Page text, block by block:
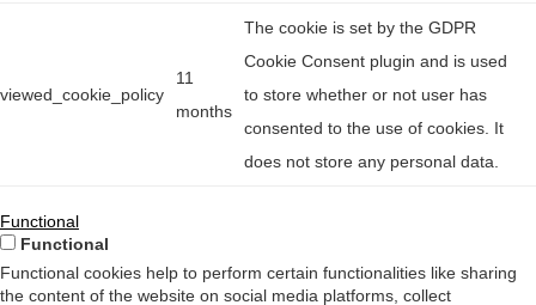
viewed_cookie_policy
11
months
The cookie is set by the GDPR
Cookie Consent plugin and is used
to store whether or not user has
consented to the use of cookies. It
does not store any personal data.
Functional
Functional
Functional cookies help to perform certain functionalities like sharing
the content of the website on social media platforms, collect